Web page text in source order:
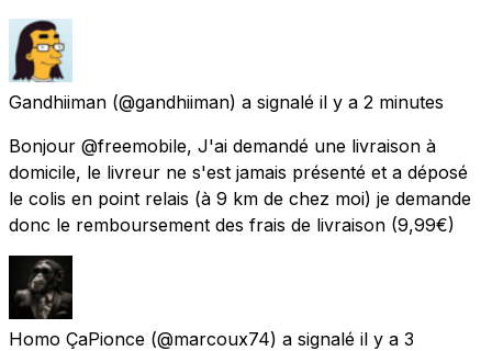
Gandhiiman (@gandhiiman) a signalé il y a 2 minutes
Bonjour @freemobile, J'ai demandé une livraison à
domicile, le livreur ne s'est jamais présenté et a déposé
le colis en point relais (à 9 km de chez moi) je demande
donc le remboursement des frais de livraison (9,99€)
Homo ÇaPionce (@marcoux74) a signalé il y a 3